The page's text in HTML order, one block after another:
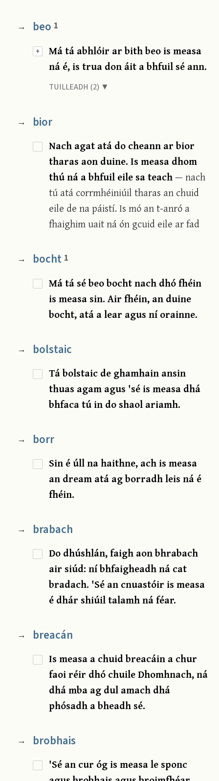
+
→ beo 1
Má tá abhlóir ar bith beo is measa
ná é, is trua don áit a bhfuil sé ann.
TUILLEADH (2) ▼
→ bior
Nach agat atá do cheann ar bior
tharas aon duine. Is measa dhom
thú ná a bhfuil eile sa teach— nach
tú atá corrmhéiniúil tharas an chuid
eile de na páistí. Is mó an t-anró a
fhaighim uait ná ón gcuid eile ar fad
→ bocht 1
Má tá sé beo bocht nach dhó fhéin
is measa sin. Air fhéin, an duine
bocht, atá a lear agus ní orainne.
→ bolstaic
Tá bolstaic de ghamhain ansin
thuas agam agus 'sé is measa dhá
bhfaca tú in do shaol ariamh.
→ borr
Sin é úll na haithne, ach is measa
an dream atá ag borradh leis ná é
fhéin.
→ brabach
Do dhúshlán, faigh aon bhrabach
air siúd: ní bhfaigheadh ná cat
bradach. 'Sé an cnuastóir is measa
é dhár shiúil talamh ná féar.
→ breacán
Is measa a chuid breacáin a chur
faoi réir dhó chuile Dhomhnach, ná
dhá mba ag dul amach dhá
phósadh a bheadh sé.
→ brobhais
'Sé an cur óg is measa le sponc